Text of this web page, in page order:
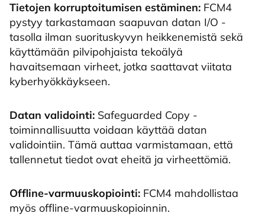
Tietojen korruptoitumisen estäminen: FCM4
pystyy tarkastamaan saapuvan datan I/O -
tasolla ilman suorituskyvyn heikkenemistä sekä
käyttämään pilvipohjaista tekoälyä
havaitsemaan virheet, jotka saattavat viitata
kyberhyökkäykseen.
Datan validointi: Safeguarded Copy -
toiminnallisuutta voidaan käyttää datan
validointiin. Tämä auttaa varmistamaan, että
tallennetut tiedot ovat eheitä ja virheettömiä.
Offline-varmuuskopiointi: FCM4 mahdollistaa
myös offline-varmuuskopioinnin.